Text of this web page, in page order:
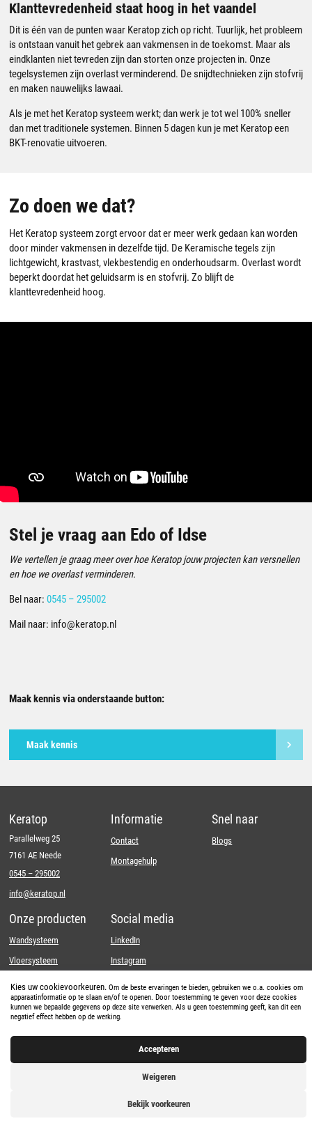
Klanttevredenheid staat hoog in het vaandel
Dit is één van de punten waar Keratop zich op richt. Tuurlijk, het probleem
is ontstaan vanuit het gebrek aan vakmensen in de toekomst. Maar als
eindklanten niet tevreden zijn dan storten onze projecten in. Onze
tegelsystemen zijn overlast verminderend. De snijdtechnieken zijn stofvrij
en maken nauwelijks lawaai.
Als je met het Keratop systeem werkt; dan werk je tot wel 100% sneller
dan met traditionele systemen. Binnen 5 dagen kun je met Keratop een
BKT-renovatie uitvoeren.
Zo doen we dat?
Het Keratop systeem zorgt ervoor dat er meer werk gedaan kan worden
door minder vakmensen in dezelfde tijd. De Keramische tegels zijn
lichtgewicht, krastvast, vlekbestendig en onderhoudsarm. Overlast wordt
beperkt doordat het geluidsarm is en stofvrij. Zo blijft de
klanttevredenheid hoog.
Stel je vraag aan Edo of Idse
We vertellen je graag meer over hoe Keratop jouw projecten kan versnellen
en hoe we overlast verminderen.
Bel naar: 0545 – 295002
Mail naar: info@keratop.nl
Maak kennis via onderstaande button:
Maak kennis
Keratop
Parallelweg 25
7161 AE Neede
0545 – 295002
info@keratop.nl
Informatie
Contact
Montagehulp
Snel naar
Blogs
Onze producten
Wandsysteem
Vloersysteem
Social media
LinkedIn
Instagram
Facebook
Kies uw cookievoorkeuren. Om de beste ervaringen te bieden, gebruiken we o.a. cookies om
apparaatinformatie op te slaan en/of te openen. Door toestemming te geven voor deze cookies
kunnen we bepaalde gegevens op deze site verwerken. Als u geen toestemming geeft, kan dit een
negatief effect hebben op de werking.
Accepteren
Weigeren
Bekijk voorkeuren